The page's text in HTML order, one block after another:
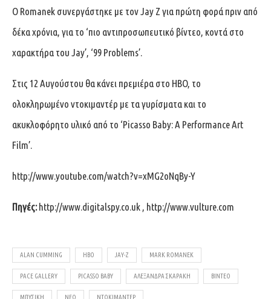
Ο Romanek συνεργάστηκε με τον Jay Z για πρώτη φορά πριν από
δέκα χρόνια, για το ‘πιο αντιπροσωπευτικό βίντεο, κοντά στο
χαρακτήρα του Jay’, ‘99 Problems’.
Στις 12 Αυγούστου θα κάνει πρεμιέρα στο HBO, το
ολοκληρωμένο ντοκιμαντέρ με τα γυρίσματα και το
ακυκλοφόρητο υλικό από το ‘Picasso Baby: A Performance Art
Film’.
http://www.youtube.com/watch?v=xMG2oNqBy-Y
Πηγές:http://www.digitalspy.co.uk , http://www.vulture.com
ALAN CUMMING HBO JAY-Z MARK ROMANEK
PACE GALLERY PICASSO BABY ΑΛΕΞΆΝΔΡΑ ΣΚΑΡΆΚΗ ΒΊΝΤΕΟ
ΜΠΥΣΙΚΉ ΝΈΟ ΝΤΟΚΙΜΑΝΤΈΡ